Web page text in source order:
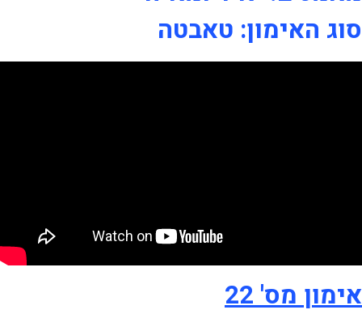
סוג האימון: טאבטה
אימון מס' 22